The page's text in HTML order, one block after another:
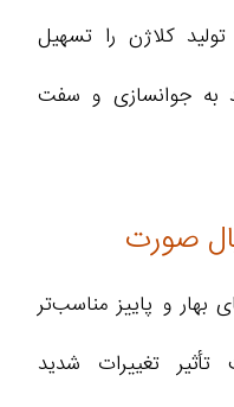
کلاژن را تسهیل
به جوانسازی و سفت
صورت
و پاییز مناسب‌تر
تغییرات شدید